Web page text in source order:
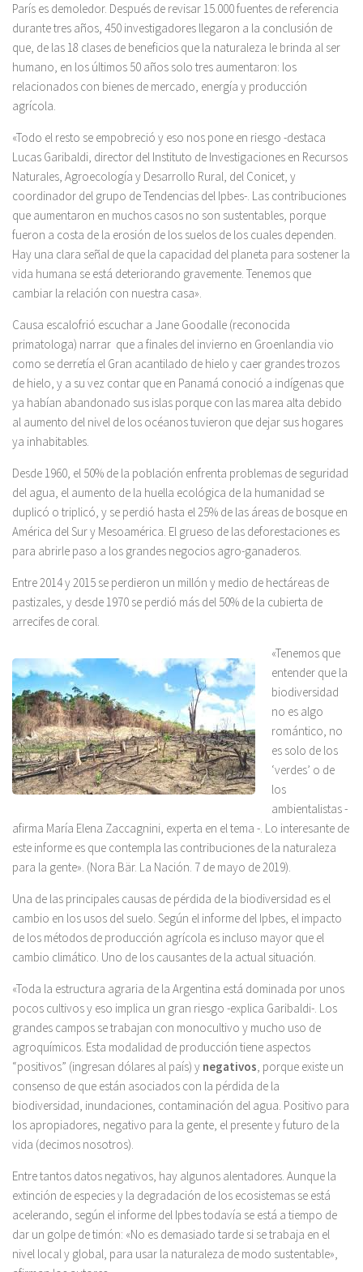
París es demoledor. Después de revisar 15.000 fuentes de referencia
durante tres años, 450 investigadores llegaron a la conclusión de
que, de las 18 clases de beneficios que la naturaleza le brinda al ser
humano, en los últimos 50 años solo tres aumentaron: los
relacionados con bienes de mercado, energía y producción
agrícola.
«Todo el resto se empobreció y eso nos pone en riesgo -destaca
Lucas Garibaldi, director del Instituto de Investigaciones en Recursos
Naturales, Agroecología y Desarrollo Rural, del Conicet, y
coordinador del grupo de Tendencias del Ipbes-. Las contribuciones
que aumentaron en muchos casos no son sustentables, porque
fueron a costa de la erosión de los suelos de los cuales dependen.
Hay una clara señal de que la capacidad del planeta para sostener la
vida humana se está deteriorando gravemente. Tenemos que
cambiar la relación con nuestra casa».
Causa escalofrió escuchar a Jane Goodalle (reconocida
primatologa) narrar que a finales del invierno en Groenlandia vio
como se derretía el Gran acantilado de hielo y caer grandes trozos
de hielo, y a su vez contar que en Panamá conoció a indígenas que
ya habían abandonado sus islas porque con las marea alta debido
al aumento del nivel de los océanos tuvieron que dejar sus hogares
ya inhabitables.
Desde 1960, el 50% de la población enfrenta problemas de seguridad
del agua, el aumento de la huella ecológica de la humanidad se
duplicó o triplicó, y se perdió hasta el 25% de las áreas de bosque en
América del Sur y Mesoamérica. El grueso de las deforestaciones es
para abrirle paso a los grandes negocios agro-ganaderos.
Entre 2014 y 2015 se perdieron un millón y medio de hectáreas de
pastizales, y desde 1970 se perdió más del 50% de la cubierta de
arrecifes de coral.
«Tenemos que
entender que la
biodiversidad
no es algo
romántico, no
es solo de los
‘verdes’ o de
los
ambientalistas -
afirma María Elena Zaccagnini, experta en el tema -. Lo interesante de
este informe es que contempla las contribuciones de la naturaleza
para la gente». (Nora Bär. La Nación. 7 de mayo de 2019).
Una de las principales causas de pérdida de la biodiversidad es el
cambio en los usos del suelo. Según el informe del Ipbes, el impacto
de los métodos de producción agrícola es incluso mayor que el
cambio climático. Uno de los causantes de la actual situación.
«Toda la estructura agraria de la Argentina está dominada por unos
pocos cultivos y eso implica un gran riesgo -explica Garibaldi-. Los
grandes campos se trabajan con monocultivo y mucho uso de
agroquímicos. Esta modalidad de producción tiene aspectos
“positivos” (ingresan dólares al país) y negativos, porque existe un
consenso de que están asociados con la pérdida de la
biodiversidad, inundaciones, contaminación del agua. Positivo para
los apropiadores, negativo para la gente, el presente y futuro de la
vida (decimos nosotros).
Entre tantos datos negativos, hay algunos alentadores. Aunque la
extinción de especies y la degradación de los ecosistemas se está
acelerando, según el informe del Ipbes todavía se está a tiempo de
dar un golpe de timón: «No es demasiado tarde si se trabaja en el
nivel local y global, para usar la naturaleza de modo sustentable»,